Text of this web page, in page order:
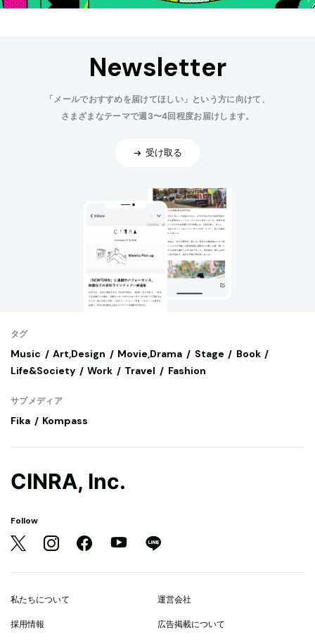
Newsletter
「メールでおすすめを届けてほしい」という方に向けて、
さまざまなテーマで週3〜4回程度お届けします。
受け取る
タグ
Music Art,Design Movie,Drama Stage
Book
Life&Society
Work Travel Fashion
サブメディア
Fika Kompass
CINRA, Inc.
Follow
私たちについて 運営会社
採用情報 広告掲載について